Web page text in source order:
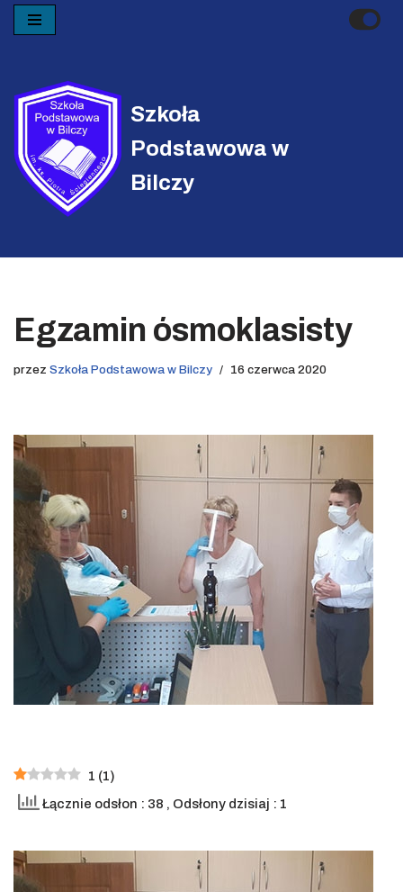
treści
Szkoła
Podstawowa w
Bilczy
Egzamin ósmoklasisty
przez Szkoła Podstawowa w Bilczy 16 czerwca 2020
1 (1)
Łącznie odsłon : 38 , Odsłony dzisiaj : 1